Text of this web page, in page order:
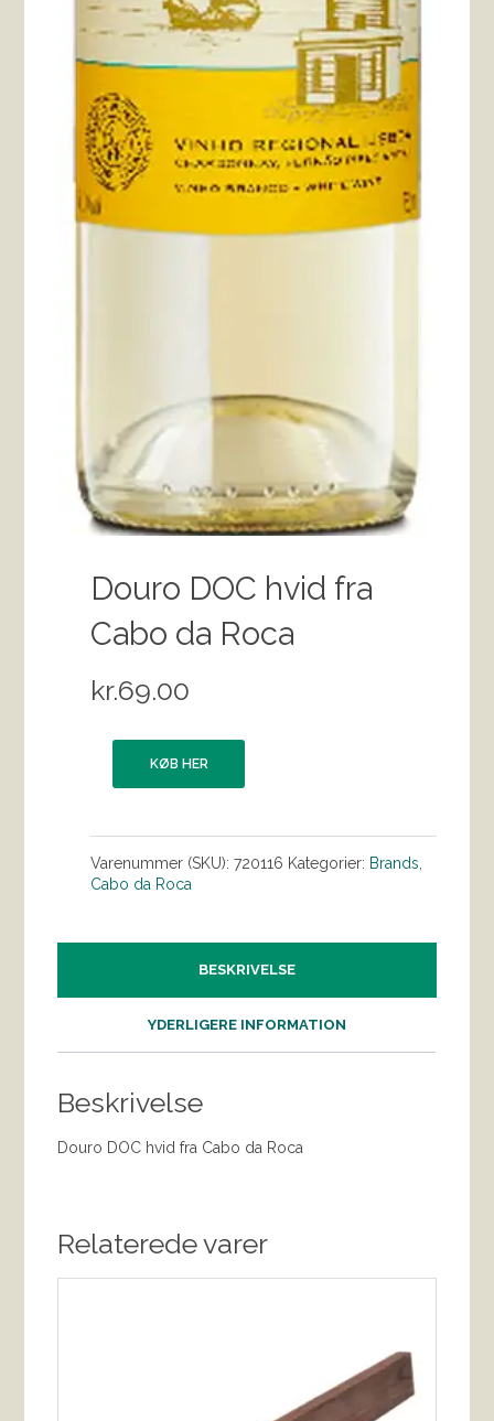
Douro DOC hvid fra
Cabo da Roca
kr.69.00
KØB HER
Varenummer (SKU):720116 Kategorier: Brands
Cabo da Roca
BESKRIVELSE
YDERLIGERE INFORMATION
Beskrivelse
Douro DOC hvid fra Cabo da Roca
Relaterede varer